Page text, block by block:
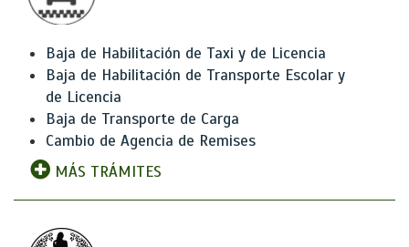
Baja de Habilitación de Taxi y de Licencia
Baja de Habilitación de Transporte Escolar y
de Licencia
Baja de Transporte de Carga
Cambio de Agencia de Remises
MÁS TRÁMITES